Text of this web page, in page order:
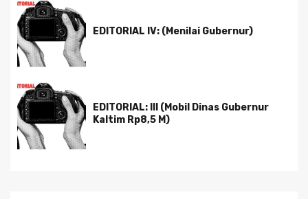
EDITORIAL IV: (Menilai Gubernur)
EDITORIAL: III (Mobil Dinas Gubernur
Kaltim Rp8,5 M)